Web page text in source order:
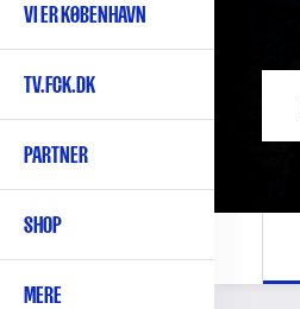
VI ER KØBENHAVN
TV.FCK.DK
PARTNER
SHOP
MERE